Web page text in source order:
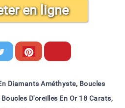
en ligne
Diamants Améthyste, Boucles
Boucles D'oreilles En Or 18 Carats,